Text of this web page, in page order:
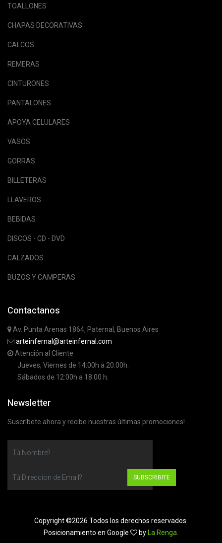
TOALLONES
CHAPAS DECORATIVAS
CALCOS
REMERAS
CINTURONES
PANTALONES
APOYA CELULARES
VASOS
GORRAS
BILLETERAS
LLAVEROS
BEBIDAS
DISCOS - CD - DVD
CALZADOS
BUZOS Y CAMPERAS
Contactanos
Av. Punta Arenas 1864, Paternal, Buenos Aires
arteinfernal@arteinfernal.com
Atención al Cliente
Jueves, Viernes de 14:00h a 20:00h.
Sábados de 12:00h a 18:00 h.
Newsletter
Suscríbete ahora y recibe nuestras últimas promociones!
SUBSCRIBITE
Copyright ©2026 Todos los derechos reservados.
Posicionamiento en Google
by La Renga.